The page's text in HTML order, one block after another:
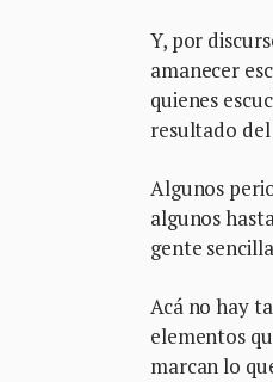
Y, por
amanecer
quienes
resultado
Algunos
algunos
gente
Acá no hay
elementos
marcan lo